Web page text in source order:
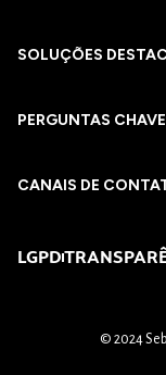
SOLUÇÕES
PERGUNTAS
CANAIS DE
LGPD
© 2024